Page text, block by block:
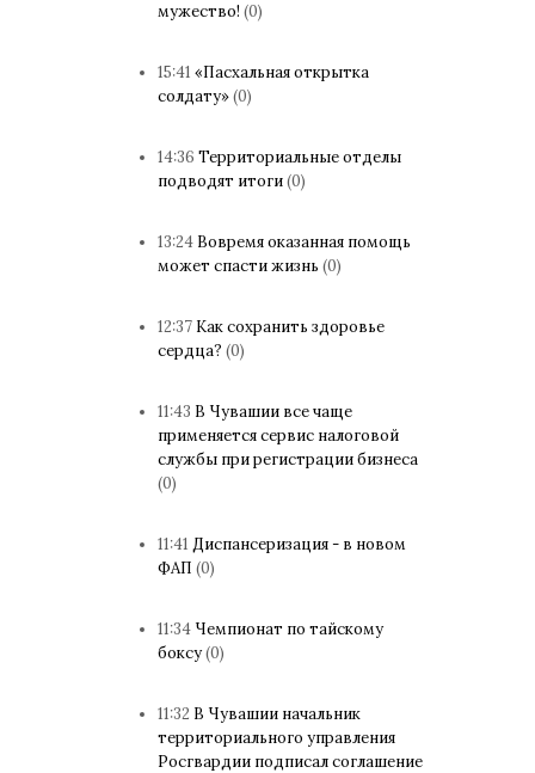
мужество! (0)
15:41 «Пасхальная открытка
солдату»(0)
14:36 Территориальные отделы
подводят итоги(0)
13:24 Вовремя оказанная помощь
может спасти жизнь (0)
12:37 Как сохранить здоровье
сердца? (0)
11:43 В Чувашии все чаще
применяется сервис налоговой
службы при регистрации бизнеса
(0)
11:41 Диспансеризация - в новом
ФАП (0)
11:34 Чемпионат по тайскому
боксу(0)
11:32 В Чувашии начальник
территориального управления
Росгвардии подписал соглашение